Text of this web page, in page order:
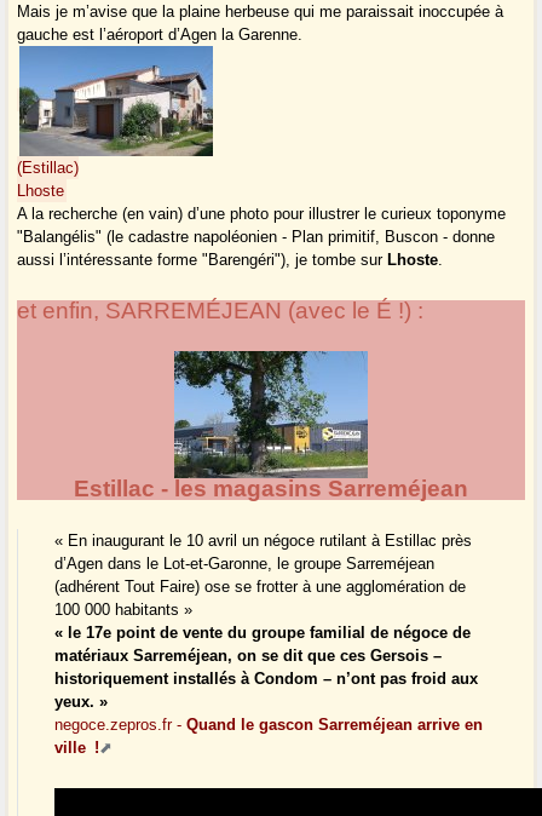
Mais je m’avise que la plaine herbeuse qui me paraissait inoccupée à
gauche est l’aéroport d’Agen la Garenne.
(Estillac)
Lhoste
A la recherche (en vain) d’une photo pour illustrer le curieux toponyme
"Balangélis" (le cadastre napoléonien - Plan primitif, Buscon - donne
aussi l’intéressante forme "Barengéri"), je tombe sur Lhoste.
et enfin, SARREMÉJEAN (avec le É !) :
Estillac - les magasins Sarreméjean
« En inaugurant le 10 avril un négoce rutilant à Estillac près
d’Agen dans le Lot-et-Garonne, le groupe Sarreméjean
(adhérent Tout Faire) ose se frotter à une agglomération de
100 000 habitants »
« le 17e point de vente du groupe familial de négoce de
matériaux Sarreméjean, on se dit que ces Gersois –
historiquement installés à Condom – n’ont pas froid aux
yeux. »
negoce.zepros.fr -Quand le gascon Sarreméjean arrive en
ville !